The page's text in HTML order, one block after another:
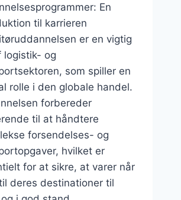
En
til karrieren
er en vigtig
logistik- og
som spiller en
rolle i den globale handel.
forbereder
til at håndtere
forsendelses- og
hvilket er
for at sikre, at varer når
deres destinationer til